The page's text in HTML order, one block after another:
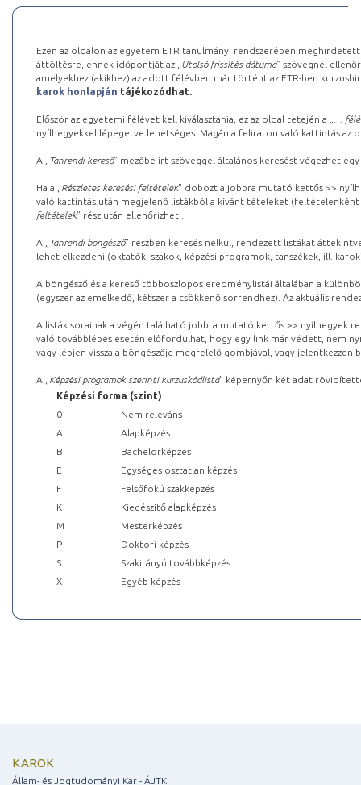
Ezen az oldalon az egyetem ETR tanulmányi rendszerében
áttöltésre, ennek időpontját az „ Utolsó frissítés dátuma” szövegnél
amelyekhez (akikhez) az adott félévben már történt az ETR-ben
karok honlapján tájékozódhat.
Először az egyetemi félévet kell kiválasztania, ez az oldal tetején a „
…
nyílhegyekkel lépegetve lehetséges. Magán a feliraton való kattintás az
A „ Tanrendi kereső” mezőbe írt szöveggel általános keresést végezhet
Ha a „ Részletes keresési feltételek” dobozt a jobbra mutató kettős >>
való kattintás után megjelenő listákból a kívánt tételeket (feltételenként
feltételek” rész után ellenőrizheti.
A „ Tanrendi böngésző” részben keresés nélkül, rendezett listákat
lehet elkezdeni (oktatók, szakok, képzési programok, tanszékek, ill.
A böngésző és a kereső többoszlopos eredménylistái általában a
(egyszer az emelkedő, kétszer a csökkenő sorrendhez). Az aktuális
A listák sorainak a végén található jobbra mutató kettős >> nyílhegyek
való továbblépés esetén előfordulhat, hogy egy link már védett, nem
vagy lépjen vissza a böngészője megfelelő gombjával, vagy
A „ Képzési programok szerinti kurzuskódlista” képernyőn két adat
Képzési forma (szint)
0
Nem releváns
A
Alapképzés
B
Bachelorképzés
E
Egységes osztatlan képzés
F
Felsőfokú szakképzés
K
Kiegészítő alapképzés
M
Mesterképzés
P
Doktori képzés
S
Szakirányú továbbképzés
X
Egyéb képzés
KAROK
Állam- és Jogtudományi Kar - ÁJTK